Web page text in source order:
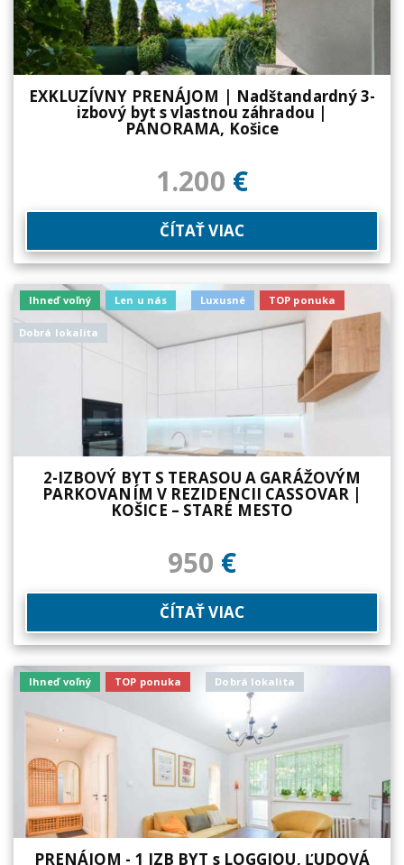
EXKLUZÍVNY PRENÁJOM | Nadštandardný 3-
izbový byt s vlastnou záhradou |
PANORAMA, Košice
1.200 €
ČÍTAŤ VIAC
Ihneď voľný Len u nás Luxusné TOP ponuka
Dobrá lokalita
2-IZBOVÝ BYT S TERASOU A GARÁŽOVÝM
PARKOVANÍM V REZIDENCII CASSOVAR |
KOŠICE – STARÉ MESTO
950 €
ČÍTAŤ VIAC
Ihneď voľný TOP ponuka Dobrá lokalita
PRENÁJOM - 1 IZB BYT s LOGGIOU, ĽUDOVÁ